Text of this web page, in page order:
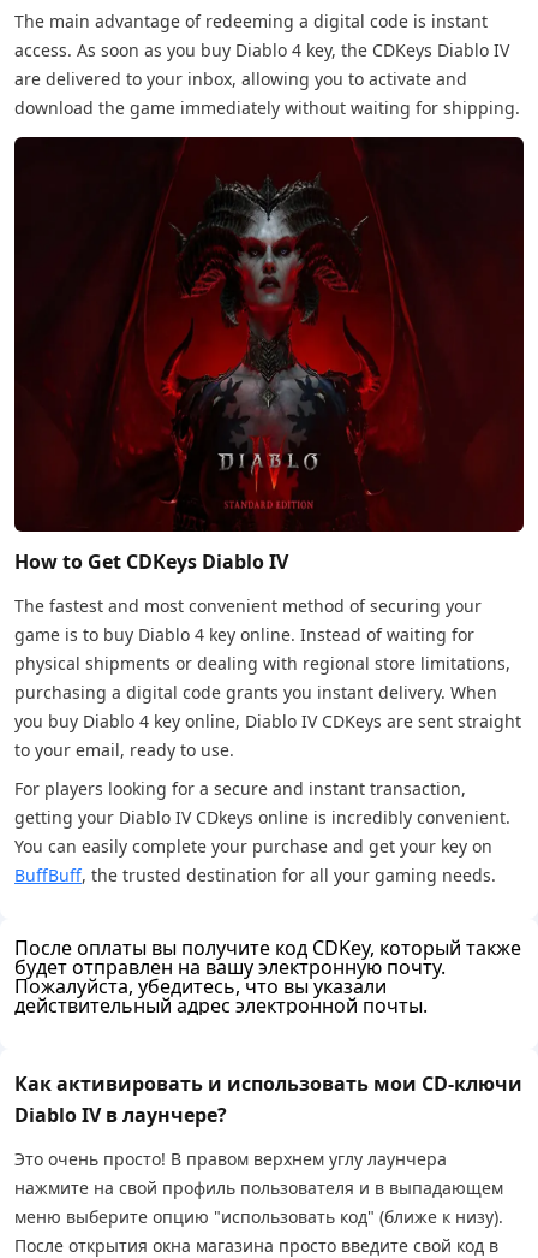
The main advantage of redeeming a digital code is instant
access. As soon as you buy Diablo 4 key, the CDKeys Diablo IV
are delivered to your inbox, allowing you to activate and
download the game immediately without waiting for shipping.
How to Get CDKeys Diablo IV
The fastest and most convenient method of securing your
game is to buy Diablo 4 key online. Instead of waiting for
physical shipments or dealing with regional store limitations,
purchasing a digital code grants you instant delivery. When
you buy Diablo 4 key online, Diablo IV CDKeys are sent straight
to your email, ready to use.
For players looking for a secure and instant transaction,
getting your Diablo IV CDkeys online is incredibly convenient.
You can easily complete your purchase and get your key on
BuffBuff, the trusted destination for all your gaming needs.
После оплаты вы получите код CDKey, который также
будет отправлен на вашу электронную почту.
Пожалуйста, убедитесь, что вы указали
действительный адрес электронной почты.
Как активировать и использовать мои CD-ключи
Diablo IV в лаунчере?
Это очень просто! В правом верхнем углу лаунчера
нажмите на свой профиль пользователя и в выпадающем
меню выберите опцию "использовать код" (ближе к низу).
После открытия окна магазина просто введите свой код в